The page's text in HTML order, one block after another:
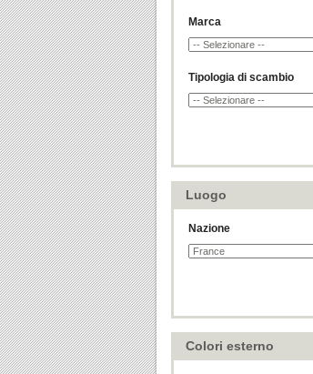
Marca
Tipologia di scambio
Luogo
Nazione
Colori esterno